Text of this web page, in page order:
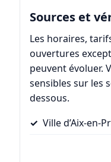
Sources et
Les horaires,
ouvertures
peuvent évoluer.
sensibles sur les
dessous.
Ville d’Aix-en-